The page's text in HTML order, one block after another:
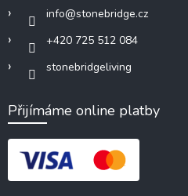
info@stonebridge.cz
+420 725 512 084
stonebridgeliving
Přijímáme online platby